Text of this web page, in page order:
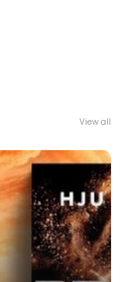
View all